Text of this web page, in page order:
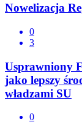
Nowelizacja
0
3
Usprawniony
jako lepszy
władzami SU
0